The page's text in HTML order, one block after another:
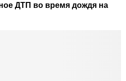
ДТП во время дождя на